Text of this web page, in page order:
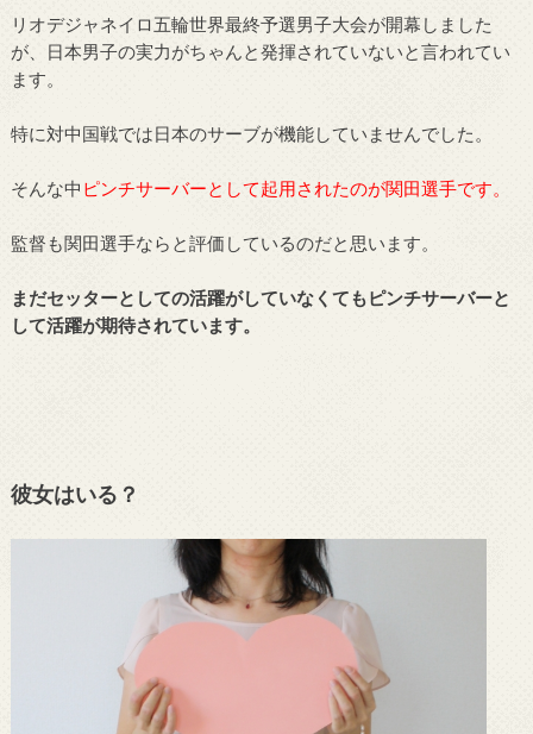
リオデジャネイロ五輪世界最終予選男子大会が開幕しました
が、日本男子の実力がちゃんと発揮されていないと言われてい
ます。
特に対中国戦では日本のサーブが機能していませんでした。
そんな中 ピンチサーバーとして起用されたのが関田選手です。
監督も関田選手ならと評価しているのだと思います。
まだセッターとしての活躍がしていなくてもピンチサーバーと
して活躍が期待されています。
彼女はいる？